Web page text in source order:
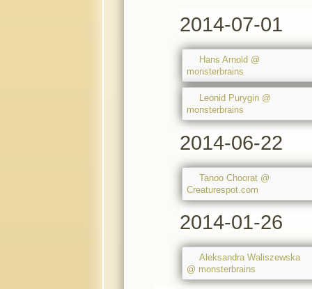
2014-07-01
Hans Arnold @
monsterbrains
Leonid Purygin @
monsterbrains
2014-06-22
Tanoo Choorat @
Creaturespot.com
2014-01-26
Aleksandra Waliszewska
@ monsterbrains